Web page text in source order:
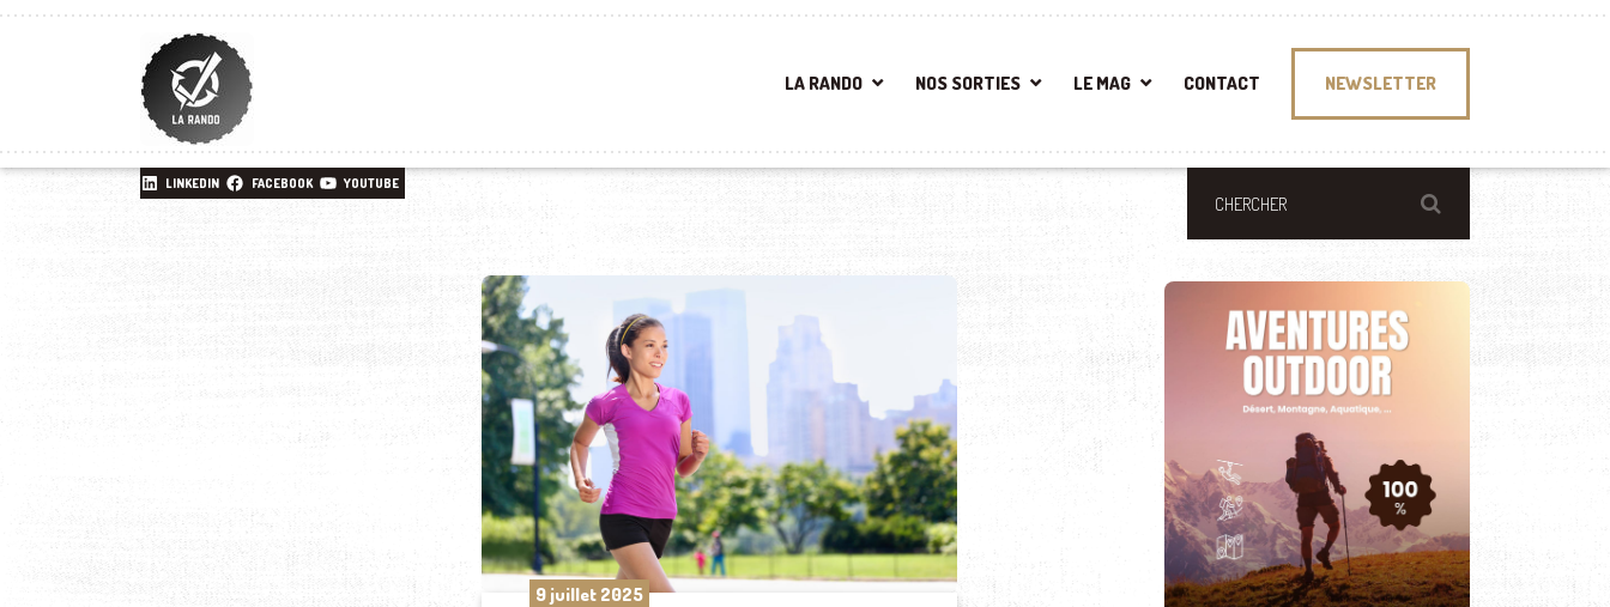
LA RANDO NOS SORTIES LE MAG CONTACT NEWSLETTER
LINKEDIN FACEBOOK YOUTUBE
9 juillet 2025